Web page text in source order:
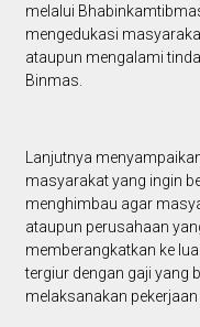
melalui
mengedukasi
ataupun mengalami
Binmas.
Lanjutnya
masyarakat yang ingin
menghimbau agar
ataupun perusahaan
memberangkatkan ke
tergiur dengan gaji yang
melaksanakan